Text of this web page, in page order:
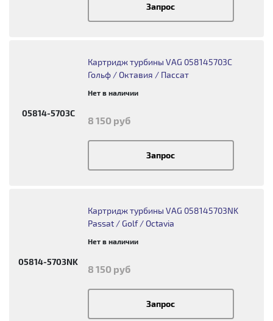
Запрос
05814-5703C
Картридж турбины VAG 058145703C
Гольф / Октавия / Пассат
Нет в наличии
8 150 руб
Запрос
05814-5703NK
Картридж турбины VAG 058145703NK
Passat / Golf / Octavia
Нет в наличии
8 150 руб
Запрос